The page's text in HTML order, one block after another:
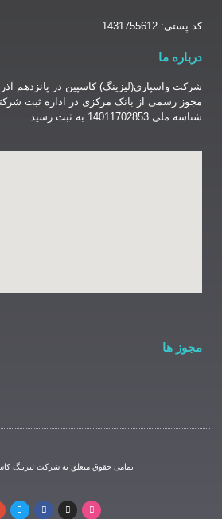
شرکت واسپاری(لیزینگ) کاسپین در پانزدهم آذر ماه سال 1401 با اخذ
مرکزی در اداره ثبت شرکتهای تهران به شماره
تمامی حقوق متعلق به شرکت لیزینگ کاسپین می باشد.